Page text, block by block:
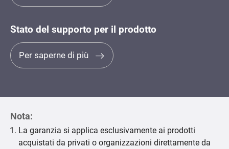
Stato del supporto per il prodotto
Per saperne di più
Nota:
La garanzia si applica esclusivamente ai prodotti
acquistati da privati o organizzazioni direttamente da